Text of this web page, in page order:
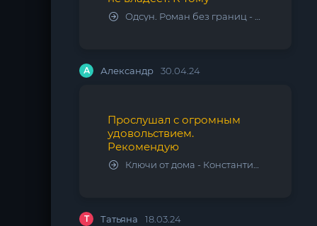
Одсун. Роман без границ - Алексей Варламов
А Александр 30.04.24
Прослушал с огромным
удовольствием.
Рекомендую
Ключи от дома - Константин Калбазов
Т Татьяна 18.03.24